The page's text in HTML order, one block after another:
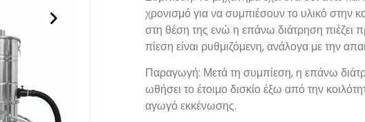
χρονισμό για να συμπιέσουν το υλικό στην
στη θέση της ενώ η επάνω διάτρηση πιέζει
πίεση είναι ρυθμιζόμενη, ανάλογα με την
Παραγωγή: Μετά τη συμπίεση, η επάνω
ωθήσει το έτοιμο δισκίο έξω από την
αγωγό εκκένωσης.